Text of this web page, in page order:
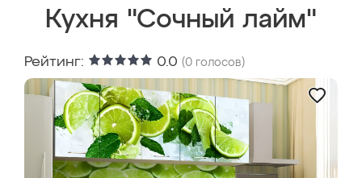
Кухня "Сочный лайм"
Рейтинг: 0.0 (0 голосов)